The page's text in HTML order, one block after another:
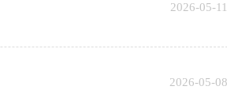
2026-05-11
2026-05-08